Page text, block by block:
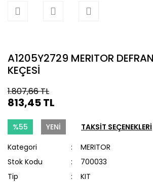
A1205Y2729 MERITOR
KEÇESİ
1.807,66 TL
813,45 TL
%55 YENİ TAKSİT SEÇENEKLERİ
Kategori
MERITOR
Stok Kodu
700033
Tip
KIT